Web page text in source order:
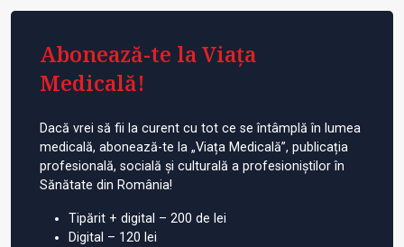
Abonează-te la Viața
Medicală!
Dacă vrei să fii la curent cu tot ce se întâmplă în lumea
medicală, abonează-te la „Viața Medicală”, publicația
profesională, socială și culturală a profesioniștilor în
Sănătate din România!
Tipărit + digital – 200 de lei
Digital – 120 lei